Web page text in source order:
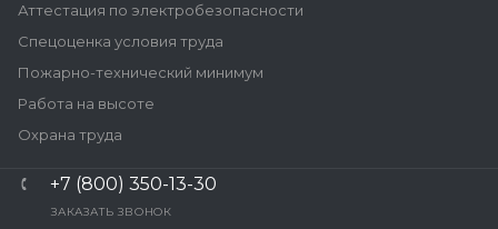
Аттестация по электробезопасности
Спецоценка условия труда
Пожарно-технический минимум
Работа на высоте
Охрана труда
+7 (800) 350-13-30
ЗАКАЗАТЬ ЗВОНОК